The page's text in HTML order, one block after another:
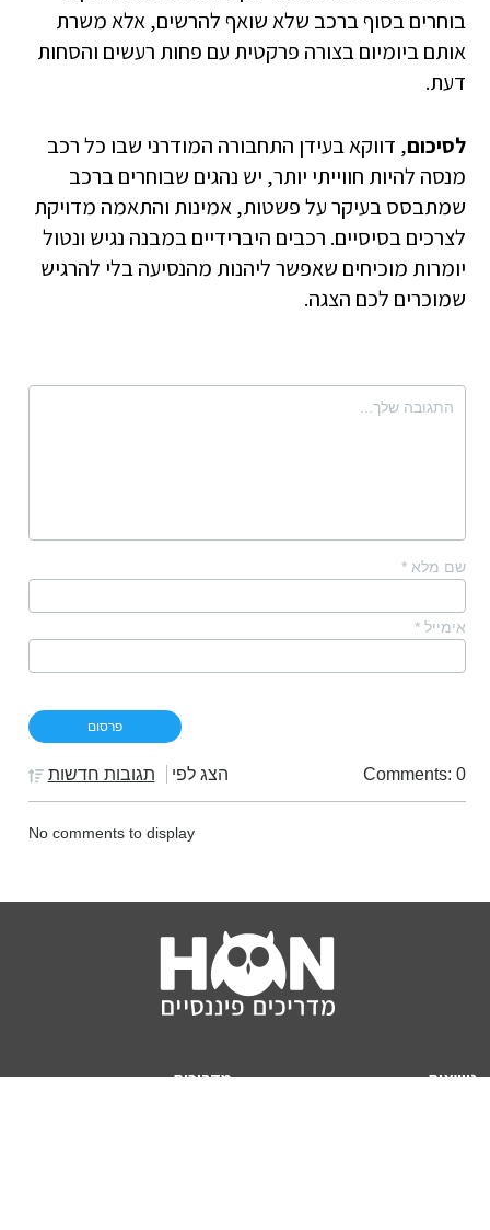
בוחרים בסוף ברכב שלא שואף להרשים, אלא משרת
אותם ביומיום בצורה פרקטית עם פחות רעשים והסחות
דעת.
לסיכום, דווקא בעידן התחבורה המודרני שבו כל רכב
מנסה להיות חווייתי יותר, יש נהגים שבוחרים ברכב
שמתבסס בעיקר על פשטות, אמינות והתאמה מדויקת
לצרכים בסיסיים. רכבים היברידיים במבנה נגיש ונטול
יומרות מוכיחים שאפשר ליהנות מהנסיעה בלי להרגיש
שמוכרים לכם הצגה.
שם מלא *
אימייל *
Comments: 0 הצג לפי תגובות חדשות
No comments to display
נושאים
מדריכים